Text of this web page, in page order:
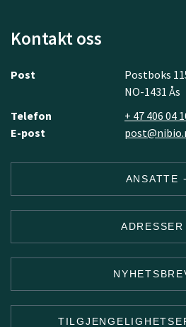
Kontakt oss
Post
Postboks
NO-1431 Ås
Telefon
+ 47 406 04
E-post
ANSATTE
ADRESSER